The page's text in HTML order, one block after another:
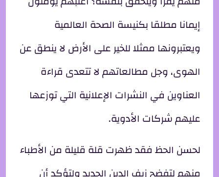
إيمانا مطلقا بكنيسة الصحة العالمية
ويعتبرونها ممثلا للخير على الأرض لا ينطق عن
الهوى، وجل مطالعاتهم لا تتعدى قراءة
العناوين في النشرات الإعلانية التي توزعها
عليهم شركات الأدوية.
لحسن الحظ فقد ظهرت قلة قليلة من الأطباء
منهم لتفضح زيف الدين الجديد ولتؤكد أن